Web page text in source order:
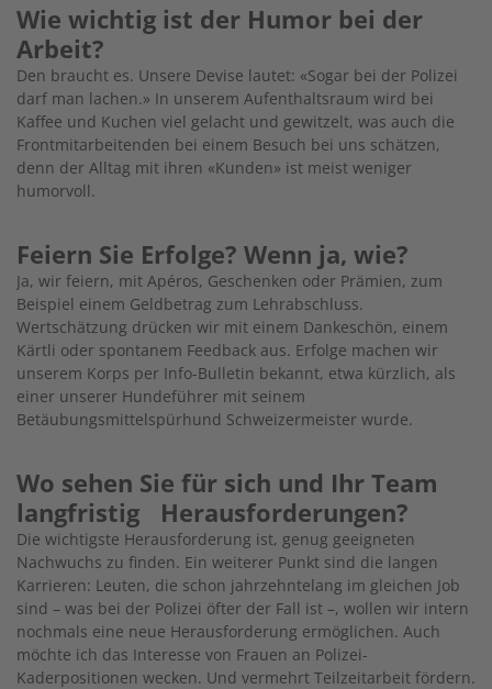
Wie wichtig ist der Humor bei der
Arbeit?
Den braucht es. Unsere Devise lautet: «Sogar bei der Polizei
darf man lachen.» In unserem Aufenthaltsraum wird bei
Kaffee und Kuchen viel gelacht und gewitzelt, was auch die
Frontmitarbeitenden bei einem Besuch bei uns schätzen,
denn der Alltag mit ihren «Kunden» ist meist weniger
humorvoll.
Feiern Sie Erfolge? Wenn ja, wie?
Ja, wir feiern, mit Apéros, Geschenken oder Prämien, zum
Beispiel einem Geldbetrag zum Lehrabschluss.
Wertschätzung drücken wir mit einem Dankeschön, einem
Kärtli oder spontanem Feedback aus. Erfolge machen wir
unserem Korps per Info-Bulletin bekannt, etwa kürzlich, als
einer unserer Hundeführer mit seinem
Betäubungsmittelspürhund Schweizermeister wurde.
Wo sehen Sie für sich und Ihr Team
langfristig Herausforderungen?
Die wichtigste Herausforderung ist, genug geeigneten
Nachwuchs zu finden. Ein weiterer Punkt sind die langen
Karrieren: Leuten, die schon jahrzehntelang im gleichen Job
sind – was bei der Polizei öfter der Fall ist –, wollen wir intern
nochmals eine neue Herausforderung ermöglichen. Auch
möchte ich das Interesse von Frauen an Polizei-
Kaderpositionen wecken. Und vermehrt Teilzeitarbeit fördern.